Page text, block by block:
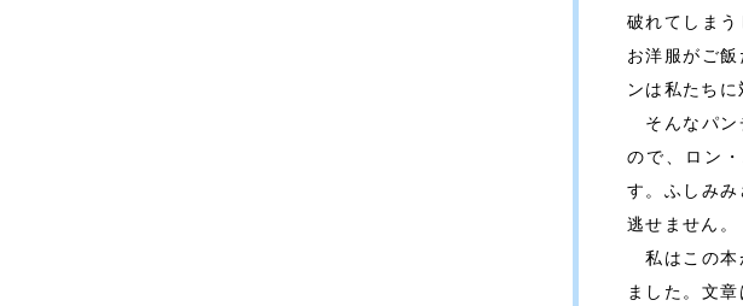
破れてしま
お洋服がご
ンは私たちに
そんなパン
ので、ロン
す。ふしみ
逃せません。
私はこの本
ました。文